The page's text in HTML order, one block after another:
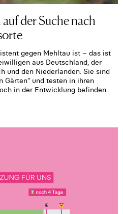
der Suche nach
gegen Mehltau ist – das ist
aus Deutschland, der
und den Niederlanden. Sie sind
Gärten“ und testen in ihren
in der Entwicklung befinden.